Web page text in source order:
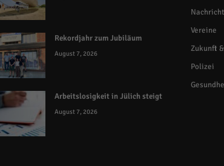
Rekordjahr zum Jubiläum
August 7, 2026
Arbeitslosigkeit in Jülich steigt
August 7, 2026
Vereine
Zukunft
Polizei